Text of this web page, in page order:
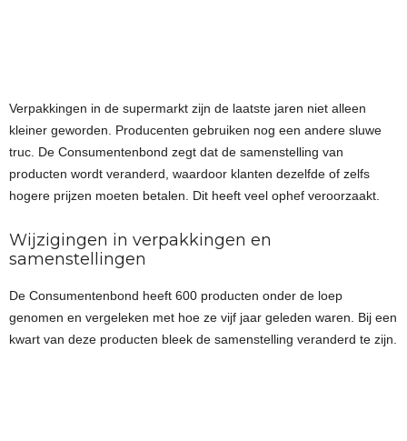
Verpakkingen in de supermarkt zijn de laatste jaren niet alleen
kleiner geworden. Producenten gebruiken nog een andere sluwe
truc. De Consumentenbond zegt dat de samenstelling van
producten wordt veranderd, waardoor klanten dezelfde of zelfs
hogere prijzen moeten betalen. Dit heeft veel ophef veroorzaakt.
Wijzigingen in verpakkingen en
samenstellingen
De Consumentenbond heeft 600 producten onder de loep
genomen en vergeleken met hoe ze vijf jaar geleden waren. Bij een
kwart van deze producten bleek de samenstelling veranderd te zijn.